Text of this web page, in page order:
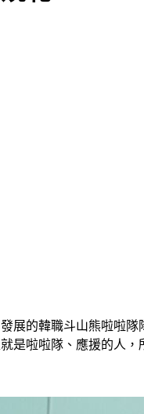
展的韓職斗山熊啦啦
是啦啦隊、應援的人